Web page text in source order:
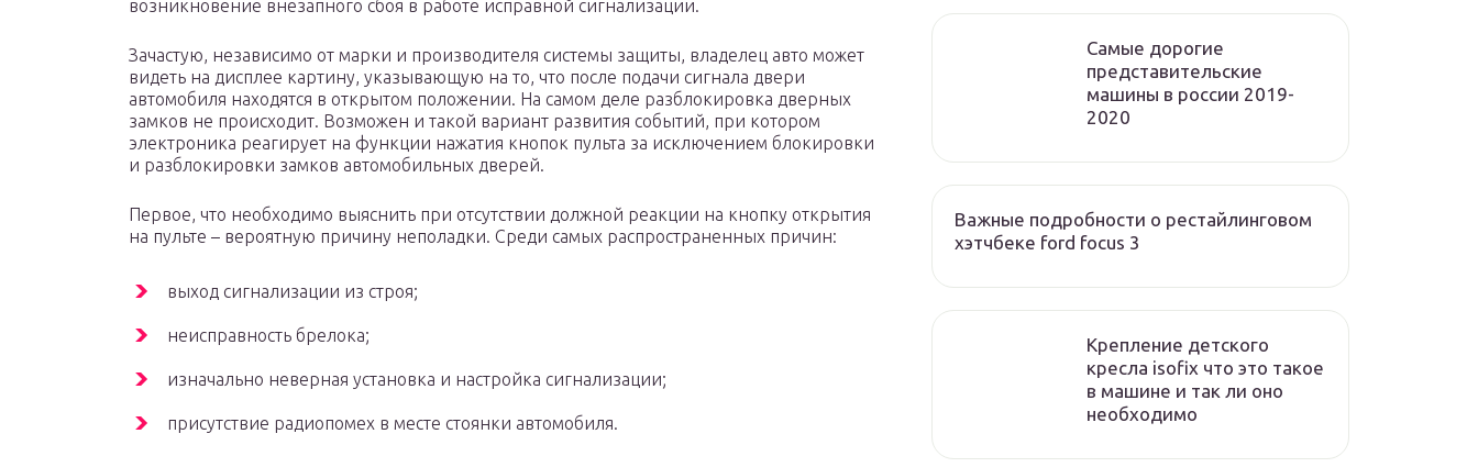
возникновение внезапного сбоя в работе исправной сигнализации.
Зачастую, независимо от марки и производителя системы защиты, владелец авто может
видеть на дисплее картину, указывающую на то, что после подачи сигнала двери
автомобиля находятся в открытом положении. На самом деле разблокировка дверных
замков не происходит. Возможен и такой вариант развития событий, при котором
электроника реагирует на функции нажатия кнопок пульта за исключением блокировки
и разблокировки замков автомобильных дверей.
Первое, что необходимо выяснить при отсутствии должной реакции на кнопку открытия
на пульте – вероятную причину неполадки. Среди самых распространенных причин:
выход сигнализации из строя;
неисправность брелока;
изначально неверная установка и настройка сигнализации;
присутствие радиопомех в месте стоянки автомобиля.
Cамые дорогие
представительские
машины в россии 2019-
2020
Важные подробности о рестайлинговом
хэтчбеке ford focus 3
Крепление детского
кресла isofix что это такое
в машине и так ли оно
необходимо